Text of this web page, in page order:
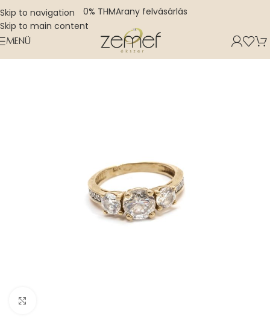
Skip to navigation
Skip to main content
0% THMArany felvásárlás
MENÜ